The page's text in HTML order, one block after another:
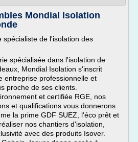
Mondial Isolation
spécialiste de l'isolation des
spécialisée dans l'isolation de
Mondial Isolation s'inscrit
entreprise professionnelle et
proche de ses clients.
et certifiée RGE, nos
et qualifications vous donnerons
la prime GDF SUEZ, l'éco prêt et
nos chantiers d'isolation,
avec des produits Isover.